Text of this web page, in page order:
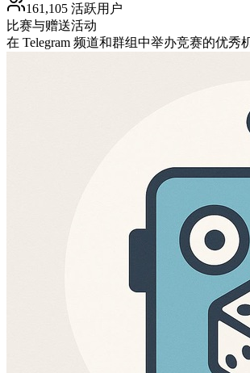
161,105 活跃用户
比赛与赠送活动
在 Telegram 频道和群组中举办竞赛的优秀